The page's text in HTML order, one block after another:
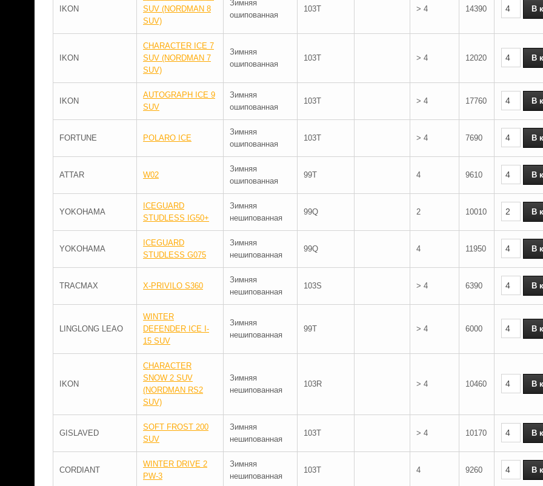
IKON
SUV (NORDMAN 8
SUV)
Зимняя
ошипованная
103T > 4 14390
IKON
CHARACTER ICE 7
SUV (NORDMAN 7
SUV)
Зимняя
ошипованная
103T > 4 12020
IKON
AUTOGRAPH ICE 9
SUV
Зимняя
ошипованная
103T > 4 17760
FORTUNE POLARO ICE
Зимняя
ошипованная
103T > 4 7690
ATTAR W02
Зимняя
ошипованная
99T 4 9610
YOKOHAMA
ICEGUARD
STUDLESS IG50+
Зимняя
нешипованная
99Q 2 10010
YOKOHAMA
ICEGUARD
STUDLESS G075
Зимняя
нешипованная
99Q 4 11950
TRACMAX X-PRIVILO S360
Зимняя
нешипованная
103S > 4 6390
LINGLONG LEAO
WINTER
DEFENDER ICE I-
15 SUV
Зимняя
нешипованная
99T > 4 6000
IKON
CHARACTER
SNOW 2 SUV
(NORDMAN RS2
SUV)
Зимняя
нешипованная
103R > 4 10460
GISLAVED
SOFT FROST 200
SUV
Зимняя
нешипованная
103T > 4 10170
CORDIANT
WINTER DRIVE 2
PW-3
Зимняя
нешипованная
103T 4 9260